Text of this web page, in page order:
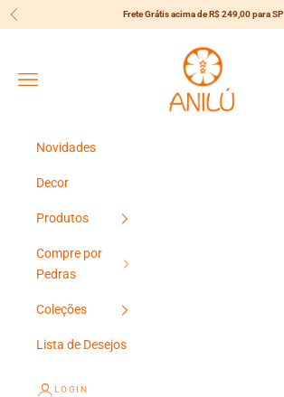
Pular para o conteúdo
Anterior Frete Grátis acima de R$ 249,00 para SP
Anilú
Menu
Novidades
Decor
Produtos
Compre por
Pedras
Coleções
Lista de Desejos
LOGIN
{{currency}}{{discount}} Desconto
View Cart